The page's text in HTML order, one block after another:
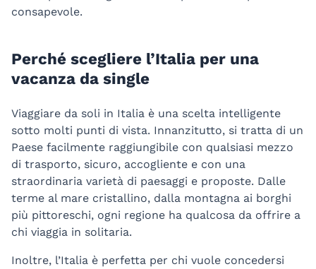
consapevole.
Perché scegliere l’Italia per una
vacanza da single
Viaggiare da soli in Italia è una scelta intelligente
sotto molti punti di vista. Innanzitutto, si tratta di un
Paese facilmente raggiungibile con qualsiasi mezzo
di trasporto, sicuro, accogliente e con una
straordinaria varietà di paesaggi e proposte. Dalle
terme al mare cristallino, dalla montagna ai borghi
più pittoreschi, ogni regione ha qualcosa da offrire a
chi viaggia in solitaria.
Inoltre, l’Italia è perfetta per chi vuole concedersi